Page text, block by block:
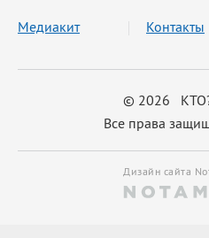
© 2026
Все права
Медиакит Контакты
Дизайн сайта